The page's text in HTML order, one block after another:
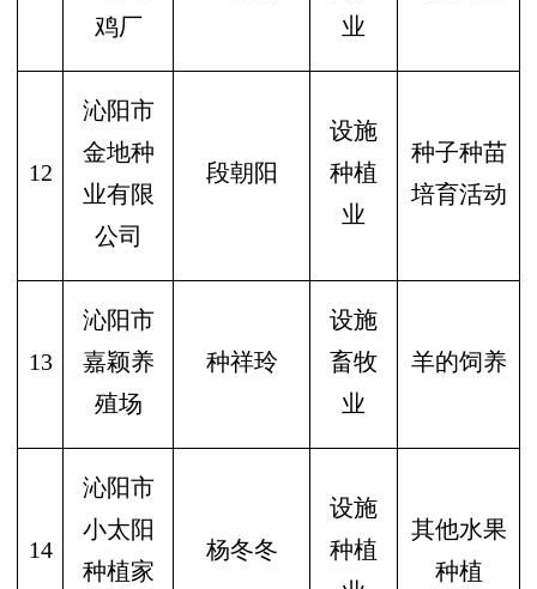
鸡厂
业
12
沁阳市
金地种
业有限
公司
段朝阳
设施
种植
业
种子种苗
培育活动
13
沁阳市
嘉颖养
殖场
种祥玲
设施
畜牧
业
羊的饲养
14
沁阳市
小太阳
种植家
杨冬冬
设施
种植
其他水果
种植